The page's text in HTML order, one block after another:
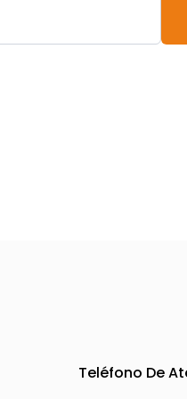
Teléfono De